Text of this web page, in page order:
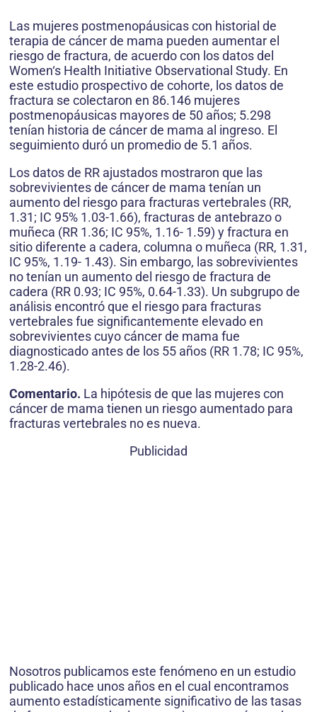
Las mujeres postmenopáusicas con historial de
terapia de cáncer de mama pueden aumentar el
riesgo de fractura, de acuerdo con los datos del
Women‘s Health Initiative Observational Study. En
este estudio prospectivo de cohorte, los datos de
fractura se colectaron en 86.146 mujeres
postmenopáusicas mayores de 50 años; 5.298
tenían historia de cáncer de mama al ingreso. El
seguimiento duró un promedio de 5.1 años.
Los datos de RR ajustados mostraron que las
sobrevivientes de cáncer de mama tenían un
aumento del riesgo para fracturas vertebrales (RR,
1.31; IC 95% 1.03-1.66), fracturas de antebrazo o
muñeca (RR 1.36; IC 95%, 1.16- 1.59) y fractura en
sitio diferente a cadera, columna o muñeca (RR, 1.31,
IC 95%, 1.19- 1.43). Sin embargo, las sobrevivientes
no tenían un aumento del riesgo de fractura de
cadera (RR 0.93; IC 95%, 0.64-1.33). Un subgrupo de
análisis encontró que el riesgo para fracturas
vertebrales fue significantemente elevado en
sobrevivientes cuyo cáncer de mama fue
diagnosticado antes de los 55 años (RR 1.78; IC 95%,
1.28-2.46).
Comentario. La hipótesis de que las mujeres con
cáncer de mama tienen un riesgo aumentado para
fracturas vertebrales no es nueva.
Publicidad
Nosotros publicamos este fenómeno en un estudio
publicado hace unos años en el cual encontramos
aumento estadísticamente significativo de las tasas